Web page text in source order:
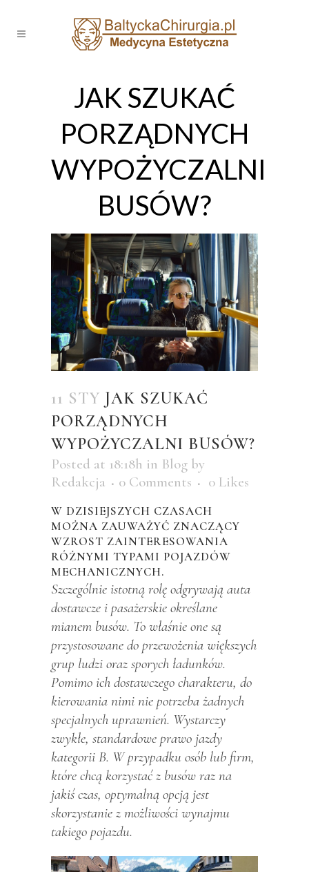
JAK SZUKAĆ
PORZĄDNYCH
WYPOŻYCZALNI
BUSÓW?
11 STY JAK SZUKAĆ
PORZĄDNYCH
WYPOŻYCZALNI BUSÓW?
Posted at 18:18h in Blog by
Redakcja
0 Comments 0 Likes
W DZISIEJSZYCH CZASACH
MOŻNA ZAUWAŻYĆ ZNACZĄCY
WZROST ZAINTERESOWANIA
RÓŻNYMI TYPAMI POJAZDÓW
MECHANICZNYCH.
Szczególnie istotną rolę odgrywają auta
dostawcze i pasażerskie określane
mianem busów. To właśnie one są
przystosowane do przewożenia większych
grup ludzi oraz sporych ładunków.
Pomimo ich dostawczego charakteru, do
kierowania nimi nie potrzeba żadnych
specjalnych uprawnień. Wystarczy
zwykłe, standardowe prawo jazdy
kategorii B. W przypadku osób lub firm,
które chcą korzystać z busów raz na
jakiś czas, optymalną opcją jest
skorzystanie z możliwości wynajmu
takiego pojazdu.